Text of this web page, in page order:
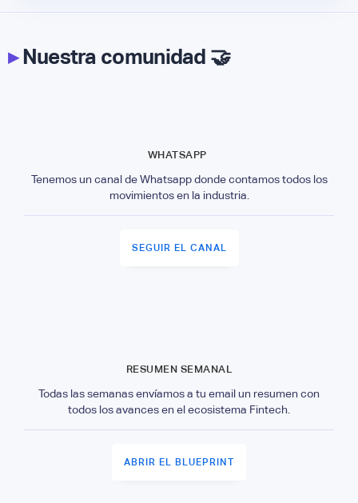
▸Nuestra comunidad 🤝
WHATSAPP
Tenemos un canal de Whatsapp donde contamos todos los
movimientos en la industria.
SEGUIR EL CANAL
RESUMEN SEMANAL
Todas las semanas envíamos a tu email un resumen con
todos los avances en el ecosistema Fintech.
ABRIR EL BLUEPRINT